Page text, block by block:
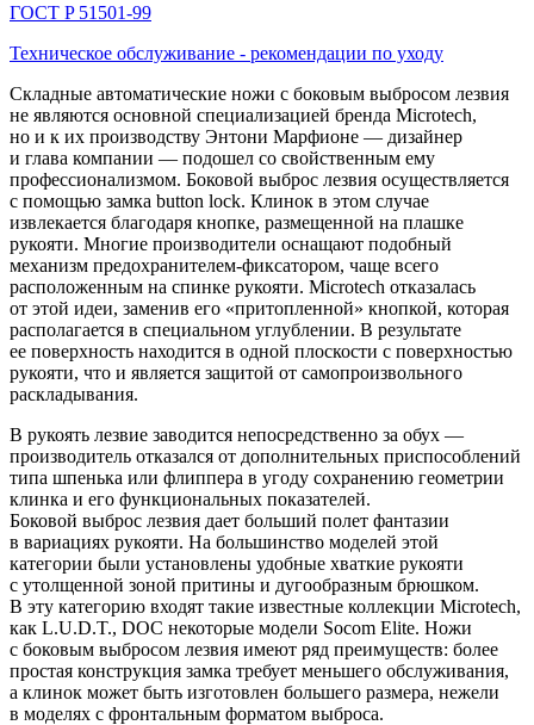
ГОСТ P 51501-99
Техническое обслуживание - рекомендации по уходу
Складные автоматические ножи с боковым выбросом лезвия
не являются основной специализацией бренда Microtech,
но и к их производству Энтони Марфионе — дизайнер
и глава компании — подошел со свойственным ему
профессионализмом. Боковой выброс лезвия осуществляется
с помощью замка button lock. Клинок в этом случае
извлекается благодаря кнопке, размещенной на плашке
рукояти. Многие производители оснащают подобный
механизм предохранителем-фиксатором, чаще всего
расположенным на спинке рукояти. Microtech отказалась
от этой идеи, заменив его «притопленной» кнопкой, которая
располагается в специальном углублении. В результате
ее поверхность находится в одной плоскости с поверхностью
рукояти, что и является защитой от самопроизвольного
раскладывания.
В рукоять лезвие заводится непосредственно за обух —
производитель отказался от дополнительных приспособлений
типа шпенька или флиппера в угоду сохранению геометрии
клинка и его функциональных показателей.
Боковой выброс лезвия дает больший полет фантазии
в вариациях рукояти. На большинство моделей этой
категории были установлены удобные хваткие рукояти
с утолщенной зоной притины и дугообразным брюшком.
В эту категорию входят такие известные коллекции Microtech,
как L.U.D.T., DOC некоторые модели Socom Elite. Ножи
с боковым выбросом лезвия имеют ряд преимуществ: более
простая конструкция замка требует меньшего обслуживания,
а клинок может быть изготовлен большего размера, нежели
в моделях с фронтальным форматом выброса.